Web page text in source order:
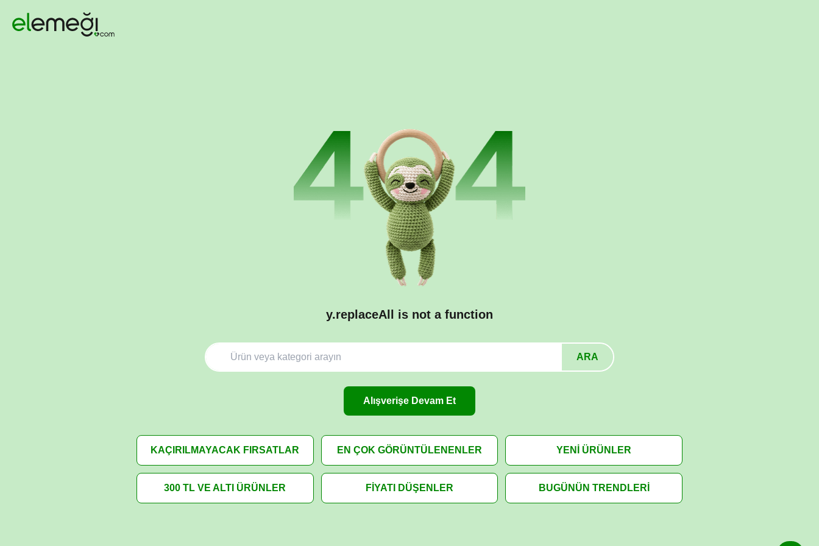
y.replaceAll is not a function
ARA
Alışverişe Devam Et
KAÇIRILMAYACAK FIRSATLAR EN ÇOK GÖRÜNTÜLENENLER YENİ ÜRÜNLER
300 TL VE ALTI ÜRÜNLER FİYATI DÜŞENLER BUGÜNÜN TRENDLERİ